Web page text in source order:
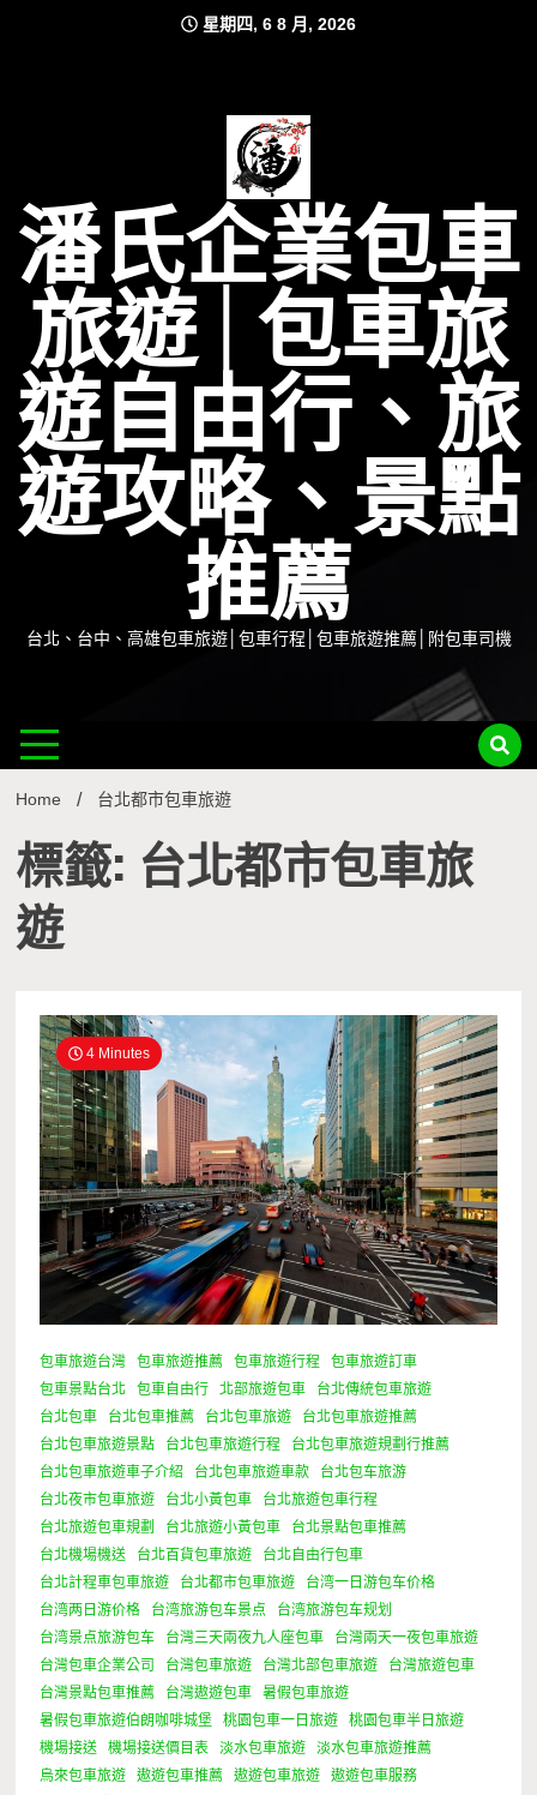
星期四, 6 8 月, 2026
潘氏企業包車
旅遊│包車旅
遊自由行、旅
遊攻略、景點
推薦
台北、台中、高雄包車旅遊│包車行程│包車旅遊推薦│附包車司機
Home 台北都市包車旅遊
標籤: 台北都市包車旅
遊
4 Minutes
包車旅遊台灣 包車旅遊推薦 包車旅遊行程
包車旅遊訂車
包車景點台北
包車自由行 北部旅遊包車
台北傳統包車旅遊
台北包車
台北包車推薦 台北包車旅遊
台北包車旅遊推薦
台北包車旅遊景點
台北包車旅遊行程
台北包車旅遊規劃行推薦
台北包車旅遊車子介紹
台北包車旅遊車款
台北包车旅游
台北夜市包車旅遊
台北小黃包車
台北旅遊包車行程
台北旅遊包車規劃
台北旅遊小黃包車
台北景點包車推薦
台北機場機送
台北百貨包車旅遊
台北自由行包車
台北計程車包車旅遊
台北都市包車旅遊
台湾一日游包车价格
台湾两日游价格
台湾旅游包车景点
台湾旅游包车规划
台湾景点旅游包车
台灣三天兩夜九人座包車
台灣兩天一夜包車旅遊
台灣包車企業公司
台灣包車旅遊 台灣北部包車旅遊
台灣旅遊包車
台灣景點包車推薦
台灣遨遊包車
暑假包車旅遊
暑假包車旅遊伯朗咖啡城堡
桃園包車一日旅遊
桃園包車半日旅遊
機場接送
機場接送價目表 淡水包車旅遊
淡水包車旅遊推薦
烏來包車旅遊
遨遊包車推薦 遨遊包車旅遊
遨遊包車服務